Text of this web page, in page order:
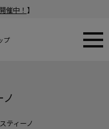
催中！ 】
プ
ティーノ